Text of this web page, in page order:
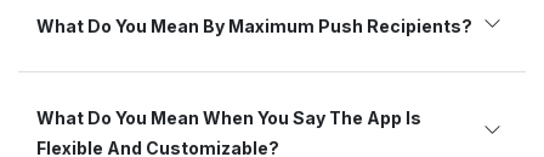
What Do You Mean By Maximum Push Recipients?
What Do You Mean When You Say The App Is
Flexible And Customizable?